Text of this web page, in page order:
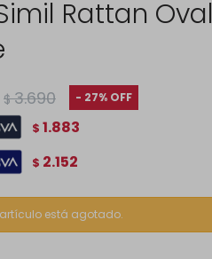
Rattan
$ 3.690 27
$ 1.883
$ 2.152
artículo está agotado.